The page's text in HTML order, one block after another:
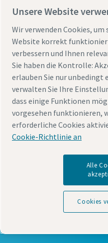
Optimieren Sie
Kürzere
Materialqualität,
Prozessschritt –
um Ihre ideale
Möchten Sie
Verguss- und
Copco erfahren?
Unsere Website
Wir verwenden Cookies,
Website korrekt
verbessern und Ihnen
Sie haben die Kontrolle:
erlauben Sie nur unbedingt
verwalten Sie Ihre
dass einige Funktionen
vorgesehen funktionieren,
erforderliche Cookies
Cookie-Richtlinie an
Alle
Cookies